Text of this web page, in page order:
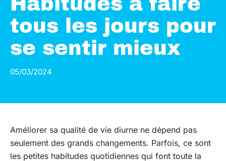
tous les jours pour
se sentir mieux
05/03/2024
Améliorer sa qualité de vie diurne ne dépend pas
seulement des grands changements. Parfois, ce sont
les petites habitudes quotidiennes qui font toute la